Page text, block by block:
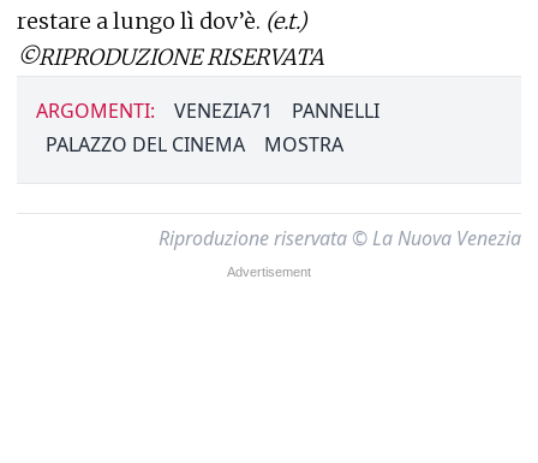
restare a lungo lì dov’è. (e.t.)
©RIPRODUZIONE RISERVATA
ARGOMENTI: VENEZIA71
PANNELLI
PALAZZO DEL CINEMA
MOSTRA
Riproduzione riservata © La Nuova Venezia